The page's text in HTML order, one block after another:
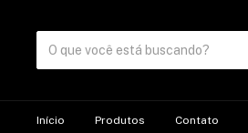
Início Produtos Contato